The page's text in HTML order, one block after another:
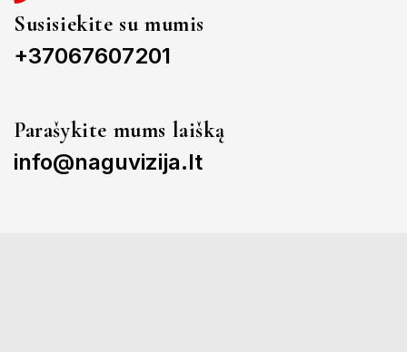
Susisiekite su mumis
+37067607201
Parašykite mums laišką
info@naguvizija.lt